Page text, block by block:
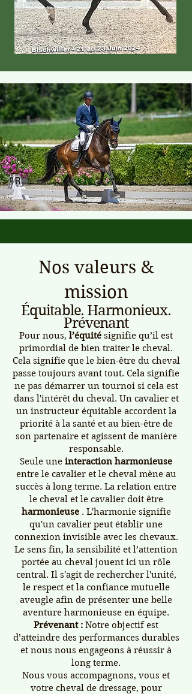
Nos valeurs &
mission
Équitable. Harmonieux.
Prévenant
Pour nous, l’équité signifie qu’il est
primordial de bien traiter le cheval.
Cela signifie que le bien-être du cheval
passe toujours avant tout. Cela signifie
ne pas démarrer un tournoi si cela est
dans l'intérêt du cheval. Un cavalier et
un instructeur équitable accordent la
priorité à la santé et au bien-être de
son partenaire et agissent de manière
responsable.
Seule une interaction harmonieuse
entre le cavalier et le cheval mène au
succès à long terme. La relation entre
le cheval et le cavalier doit être
harmonieuse. L'harmonie signifie
qu'un cavalier peut établir une
connexion invisible avec les chevaux.
Le sens fin, la sensibilité et l’attention
portée au cheval jouent ici un rôle
central. Il s'agit de rechercher l'unité,
le respect et la confiance mutuelle
aveugle afin de présenter une belle
aventure harmonieuse en équipe.
Prévenant : Notre objectif est
d’atteindre des performances durables
et nous nous engageons à réussir à
long terme.
Nous vous accompagnons, vous et
votre cheval de dressage, pour